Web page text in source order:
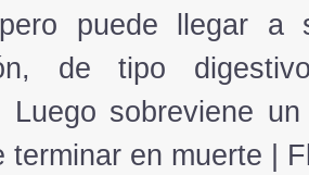
puede llegar a
de tipo
Luego sobreviene
terminar en muerte |